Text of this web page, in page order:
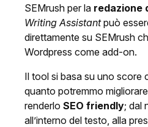
SEMrush per la redazione
Writing Assistantpuò
direttamente su SEMrush
Wordpress come add-on.
Il tool si basa su uno score
quanto potremmo
renderlo SEO friendly; dal
all’interno del testo, alla